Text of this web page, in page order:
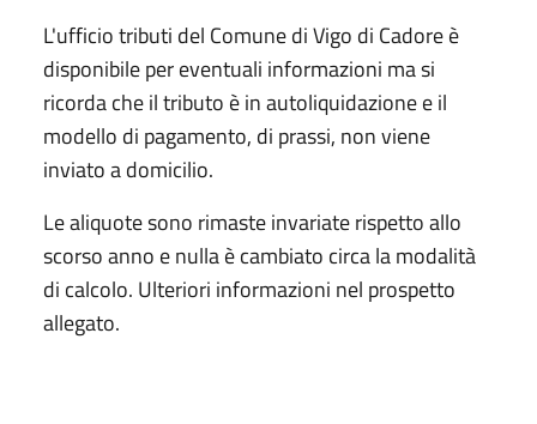
L'ufficio tributi del Comune di Vigo di Cadore è
disponibile per eventuali informazioni ma si
ricorda che il tributo è in autoliquidazione e il
modello di pagamento, di prassi, non viene
inviato a domicilio.
Le aliquote sono rimaste invariate rispetto allo
scorso anno e nulla è cambiato circa la modalità
di calcolo. Ulteriori informazioni nel prospetto
allegato.